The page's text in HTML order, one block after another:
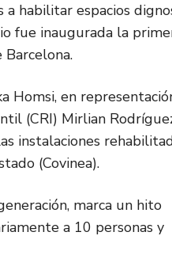
habilitar espacios
fue inaugurada la
Homsi, en
(CRI) Mirlian
instalaciones
(Covinea).
marca un hito
a 10 personas y